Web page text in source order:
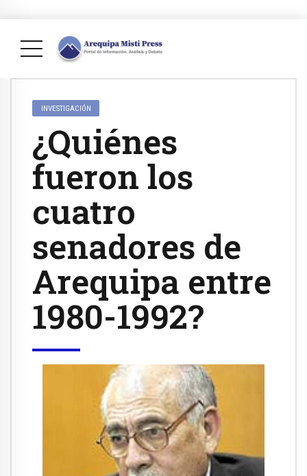
INVESTIGACIÓN
¿Quiénes
fueron los
cuatro
senadores de
Arequipa entre
1980-1992?